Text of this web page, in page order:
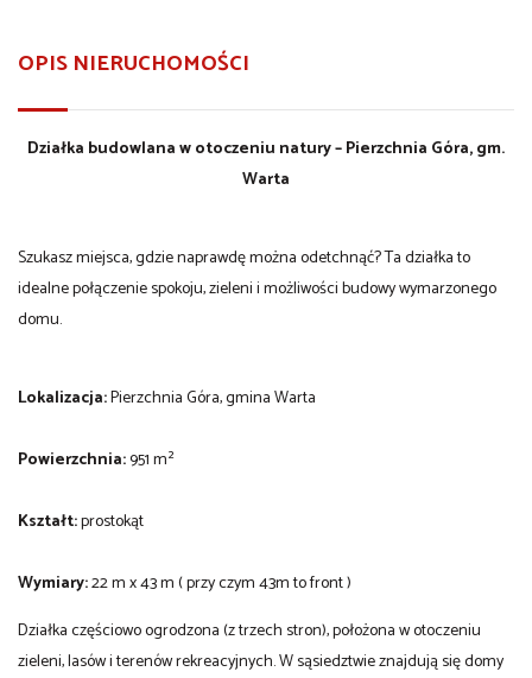
OPIS NIERUCHOMOŚCI
Działka budowlana w otoczeniu natury – Pierzchnia Góra, gm.
Warta
Szukasz miejsca, gdzie naprawdę można odetchnąć? Ta działka to
idealne połączenie spokoju, zieleni i możliwości budowy wymarzonego
domu.
Lokalizacja:Pierzchnia Góra, gmina Warta
Powierzchnia:951 m²
Kształt:prostokąt
Wymiary:22 m x 43 m ( przy czym 43m to front )
Działka częściowo ogrodzona (z trzech stron), położona w otoczeniu
zieleni, lasów i terenów rekreacyjnych. W sąsiedztwie znajdują się domy